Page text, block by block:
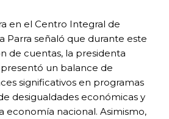
en el Centro Integral de
Parra señaló que durante este
de cuentas, la presidenta
un balance de
significativos en programas
desigualdades económicas y
economía nacional. Asimismo,